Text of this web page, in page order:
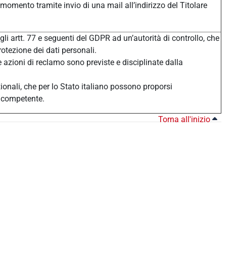
tramite invio di una mail all’indirizzo del Titolare
artt. 77 e seguenti del GDPR ad un’autorità di controllo, che
dei dati personali.
di reclamo sono previste e disciplinate dalla
che per lo Stato italiano possono proporsi
Torna all'inizio